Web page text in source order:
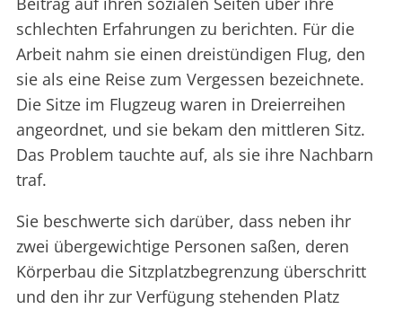
schlechten Erfahrungen zu berichten. Für die
Arbeit nahm sie einen dreistündigen Flug, den
sie als eine Reise zum Vergessen bezeichnete.
Die Sitze im Flugzeug waren in Dreierreihen
angeordnet, und sie bekam den mittleren Sitz.
Das Problem tauchte auf, als sie ihre Nachbarn
traf.
Sie beschwerte sich darüber, dass neben ihr
zwei übergewichtige Personen saßen, deren
Körperbau die Sitzplatzbegrenzung überschritt
und den ihr zur Verfügung stehenden Platz